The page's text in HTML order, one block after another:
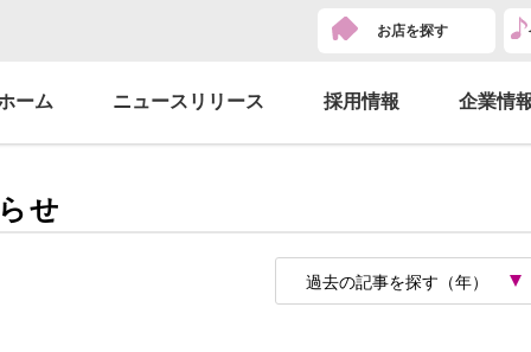
お店を探す
ーム ニュースリリース 採用情報 企業情
せ
過去の記事を探す（年）